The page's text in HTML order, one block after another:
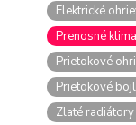
Elektrické
Prenosné
Prietokové
Prietokové
Zlaté